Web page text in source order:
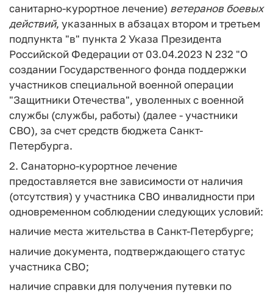
санитарно-курортное лечение) ветеранов боевых
действий, указанных в абзацах втором и третьем
подпункта "в" пункта 2 Указа Президента
Российской Федерации от 03.04.2023 N 232 "О
создании Государственного фонда поддержки
участников специальной военной операции
"Защитники Отечества", уволенных с военной
службы (службы, работы) (далее - участники
СВО), за счет средств бюджета Санкт-
Петербурга.
2. Санаторно-курортное лечение
предоставляется вне зависимости от наличия
(отсутствия) у участника СВО инвалидности при
одновременном соблюдении следующих условий:
наличие места жительства в Санкт-Петербурге;
наличие документа, подтверждающего статус
участника СВО;
наличие справки для получения путевки по